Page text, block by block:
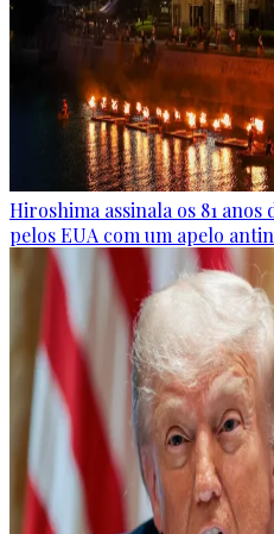
Hiroshima assinala os 81
pelos EUA com um apelo